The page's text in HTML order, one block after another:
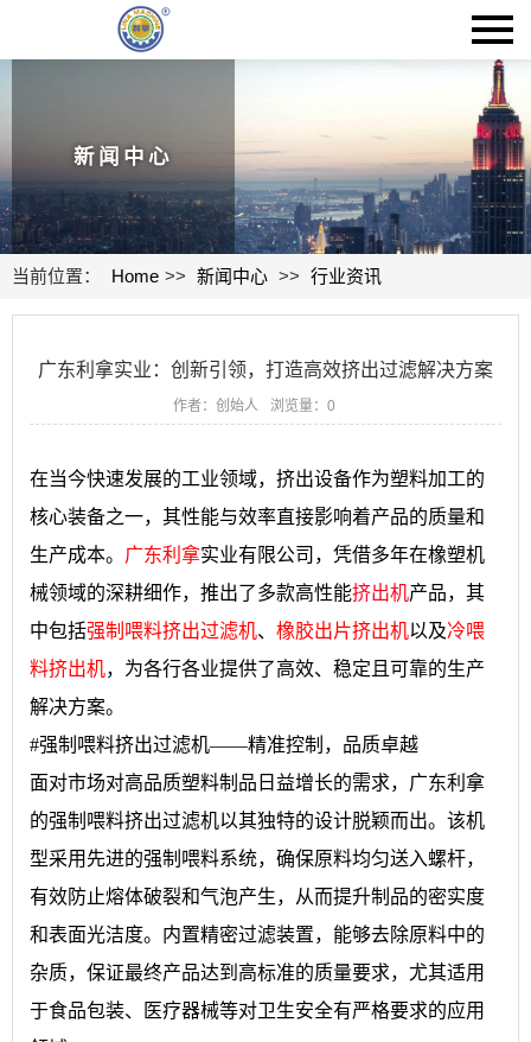
新闻中心
当前位置： Home >> 新闻中心 >> 行业资讯
广东利拿实业：创新引领，打造高效挤出过滤解决方案
作者：创始人 浏览量： 0
在当今快速发展的工业领域，挤出设备作为塑料加工的
核心装备之一，其性能与效率直接影响着产品的质量和
生产成本。 广东利拿实业有限公司，凭借多年在橡塑机
械领域的深耕细作，推出了多款高性能挤出机产品，其
中包括强制喂料挤出过滤机、 橡胶出片挤出机以及冷喂
料挤出机，为各行各业提供了高效、稳定且可靠的生产
解决方案。
#强制喂料挤出过滤机——精准控制，品质卓越
面对市场对高品质塑料制品日益增长的需求，广东利拿
的强制喂料挤出过滤机以其独特的设计脱颖而出。该机
型采用先进的强制喂料系统，确保原料均匀送入螺杆，
有效防止熔体破裂和气泡产生，从而提升制品的密实度
和表面光洁度。内置精密过滤装置，能够去除原料中的
杂质，保证最终产品达到高标准的质量要求，尤其适用
于食品包装、医疗器械等对卫生安全有严格要求的应用